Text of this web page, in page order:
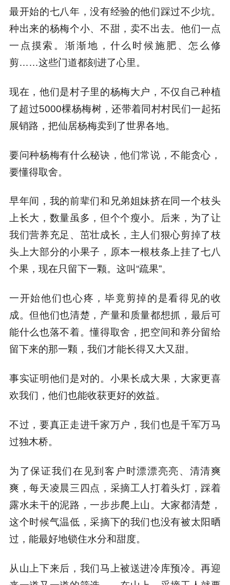
最开始的七八年，没有经验的他们踩过不少坑。
种出来的杨梅个小、不甜，卖不出去。他们一点
一点摸索。渐渐地，什么时候施肥、怎么修
剪……这些门道都刻进了心里。
现在，他们是村子里的杨梅大户，不仅自己种植
了超过5000棵杨梅树，还带着同村村民们一起拓
展销路，把仙居杨梅卖到了世界各地。
要问种杨梅有什么秘诀，他们常说，不能贪心，
要懂得取舍。
早年间，我的前辈们和兄弟姐妹挤在同一个枝头
上长大，数量虽多，但个个瘦小。后来，为了让
我们营养充足、茁壮成长，主人们狠心剪掉了枝
头上大部分的小果子，原本一根枝条上挂了七八
个果，现在只留下一颗。这叫“疏果”。
一开始他们也心疼，毕竟剪掉的是看得见的收
成。但他们也清楚，产量和质量都想抓，最后可
能什么也落不着。懂得取舍，把空间和养分留给
留下来的那一颗，我们才能长得又大又甜。
事实证明他们是对的。小果长成大果，大家更喜
欢我们，他们也能收获更好的效益。
不过，要真正走进千家万户，我们也是千军万马
过独木桥。
为了保证我们在见到客户时漂漂亮亮、清清爽
爽，每天凌晨三四点，采摘工人打着头灯，踩着
露水未干的泥路，一步步爬上山。大家都清楚，
这个时候气温低，采摘下的我们也没有被太阳晒
过，能最好地锁住水分和甜度。
从山上下来后，我们马上被送进冷库预冷。再迎